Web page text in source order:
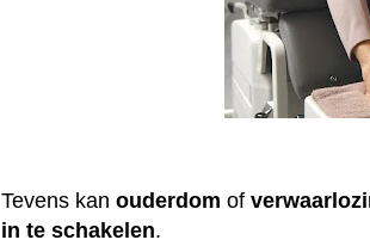
Tevens kanouderdom of
in te schakelen.